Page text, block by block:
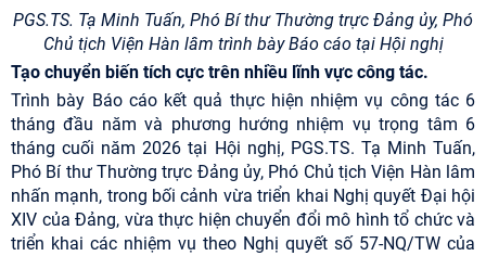
PGS.TS. Tạ Minh Tuấn, Phó Bí thư Thường trực Đảng ủy, Phó
Chủ tịch Viện Hàn lâm trình bày Báo cáo tại Hội nghị
Tạo chuyển biến tích cực trên nhiều lĩnh vực công tác.
Trình bày Báo cáo kết quả thực hiện nhiệm vụ công tác 6
tháng đầu năm và phương hướng nhiệm vụ trọng tâm 6
tháng cuối năm 2026 tại Hội nghị, PGS.TS. Tạ Minh Tuấn,
Phó Bí thư Thường trực Đảng ủy, Phó Chủ tịch Viện Hàn lâm
nhấn mạnh, trong bối cảnh vừa triển khai Nghị quyết Đại hội
XIV của Đảng, vừa thực hiện chuyển đổi mô hình tổ chức và
triển khai các nhiệm vụ theo Nghị quyết số 57-NQ/TW của